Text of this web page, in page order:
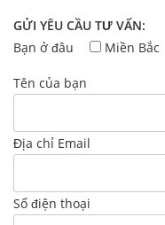
GỬI YÊU CẦU TƯ VẤN:
Bạn ở đâu
Miền Bắc
Tên của bạn
Địa chỉ Email
Số điện thoại